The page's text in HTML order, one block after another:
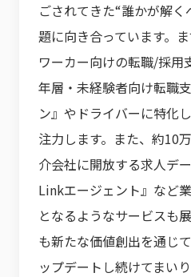
ごされてきた“誰かが解
題に向き合っています。
ワーカー向けの転職/採用
年層・未経験者向け転職
ン』やドライバーに特化
注力します。また、約10
介会社に開放する求人デ
Linkエージェント』など
となるようなサービスも
も新たな価値創出を通じ
ップデートし続けてまいり